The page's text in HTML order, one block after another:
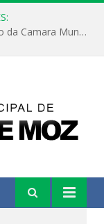
Hoje dia 05 de julho aconteceu no plenário da Camara Municipal de Porto de Moz a Sessão Solene de Abertura dos Trabalhos Legislativos 2º Período da 23ª Legislatura